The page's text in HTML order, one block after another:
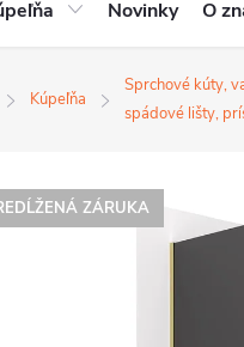
Novinky O
Domov
Kúpeľňa
Sprchové kúty,
spádové lišty,
ZÁRUKA